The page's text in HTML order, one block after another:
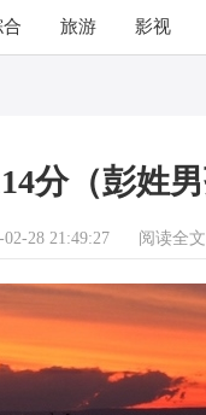
旅游 影视
分（彭姓男
28 21:49:27 阅读全文